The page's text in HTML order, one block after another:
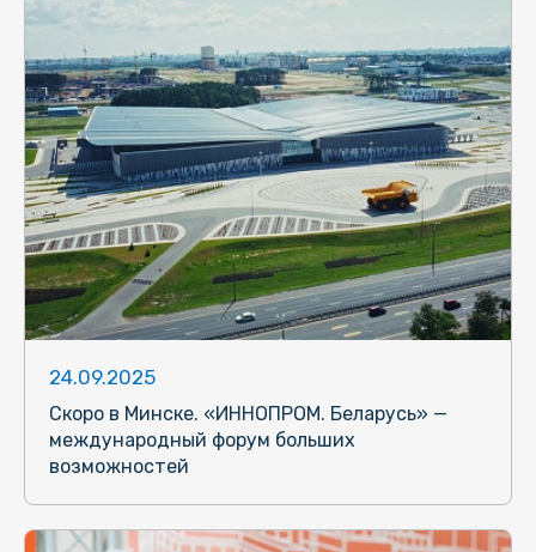
24.09.2025
Скоро в Минске. «ИННОПРОМ. Беларусь» —
международный форум больших
возможностей